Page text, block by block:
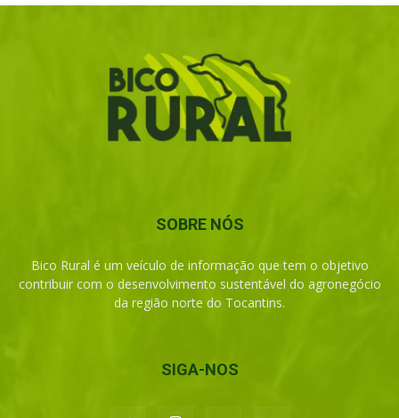
SOBRE NÓS
Bico Rural é um veículo de informação que tem o objetivo
contribuir com o desenvolvimento sustentável do agronegócio
da região norte do Tocantins.
SIGA-NOS